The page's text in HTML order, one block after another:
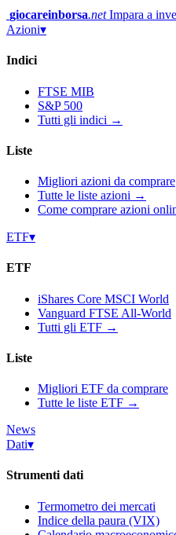
Vai
al
giocareinborsa.net Impara a
Azioni▾
Indici
FTSE MIB
S&P 500
Tutti gli indici →
Liste
Migliori azioni da comprare
Tutte le liste azioni →
Come comprare azioni
ETF▾
ETF
iShares Core MSCI World
Vanguard FTSE All-World
Tutti gli ETF →
Liste
Migliori ETF da comprare
Tutte le liste ETF →
News
Dati▾
Strumenti dati
Termometro dei mercati
Indice della paura (VIX)